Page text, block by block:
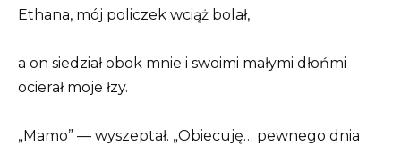
Ethana, mój policzek wciąż bolał,
a on siedział obok mnie i swoimi małymi dłońmi
ocierał moje łzy.
„Mamo” — wyszeptał. „Obiecuję… pewnego dnia